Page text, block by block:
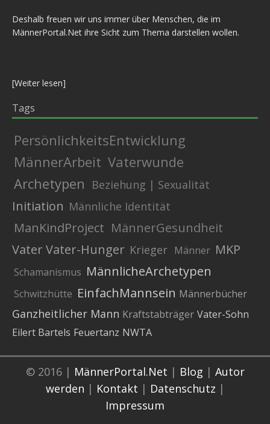
Deshalb freuen wir uns immer über Menschen, die im
MännerPortal.Net ihre Sicht zum Thema darstellen wollen.
[Weiter lesen]
Tags
PersönlichkeitsEntwicklung
MännerArbeit Vaterwunde
Archetypen
Beziehung | Sexualität
Initiation Männliche Identität
ManKindProject MännerGesundheit
Vater Vater-Hunger Krieger Männer MKP
Schamanismus MännlicheArchetypen
Schwitzhütte EinfachMannsein Männerbücher
Ganzheitlicher Mann Kraftstabträger Vater-Sohn
Eilert Bartels Feuertanz NWTA
© 2016 | MännerPortal.Net | Blog | Autor
werden | Kontakt | Datenschutz |
Impressum